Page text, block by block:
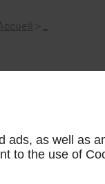
>
ads, as well as
to the use of